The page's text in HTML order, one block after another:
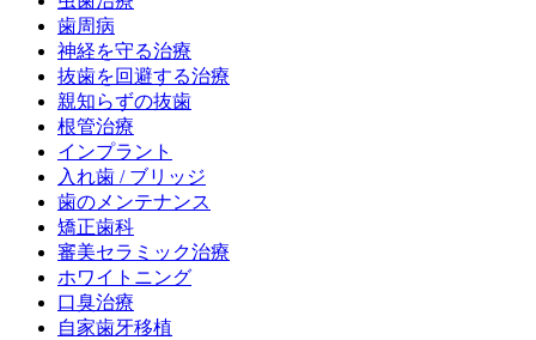
歯周病
神経を守る治療
抜歯を回避する治療
親知らずの抜歯
根管治療
インプラント
入れ歯 / ブリッジ
歯のメンテナンス
矯正歯科
審美セラミック治療
ホワイトニング
口臭治療
自家歯牙移植